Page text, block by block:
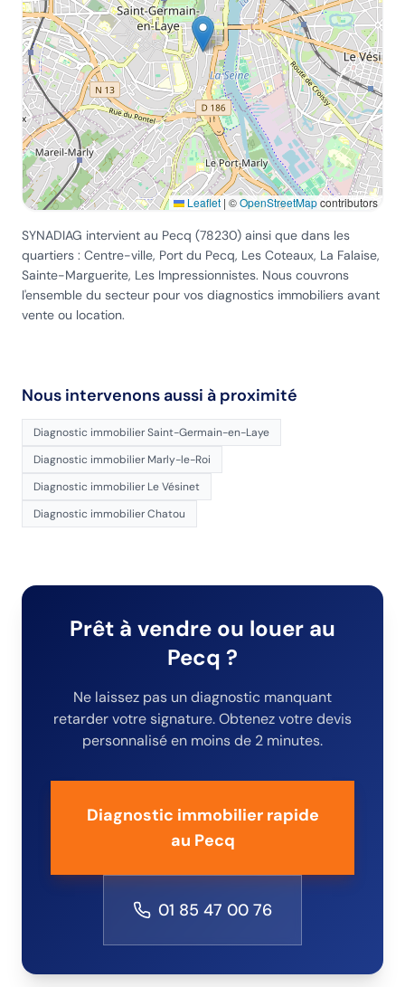
Leaflet | ©OpenStreetMapcontributors
SYNADIAG intervient au Pecq (78230) ainsi que dans les
quartiers : Centre-ville, Port du Pecq, Les Coteaux, La Falaise,
Sainte-Marguerite, Les Impressionnistes. Nous couvrons
l'ensemble du secteur pour vos diagnostics immobiliers avant
vente ou location.
Nous intervenons aussi à proximité
Diagnostic immobilierSaint-Germain-en-Laye
Diagnostic immobilier Marly-le-Roi
Diagnostic immobilier Le Vésinet
Diagnostic immobilierChatou
Prêt à vendre ou louer au
Pecq ?
Ne laissez pas un diagnostic manquant
retarder votre signature. Obtenez votre devis
personnalisé en moins de 2 minutes.
Diagnostic immobilier rapide
au Pecq
01 85 47 00 76